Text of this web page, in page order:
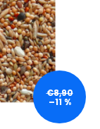
€8,90
–11 %